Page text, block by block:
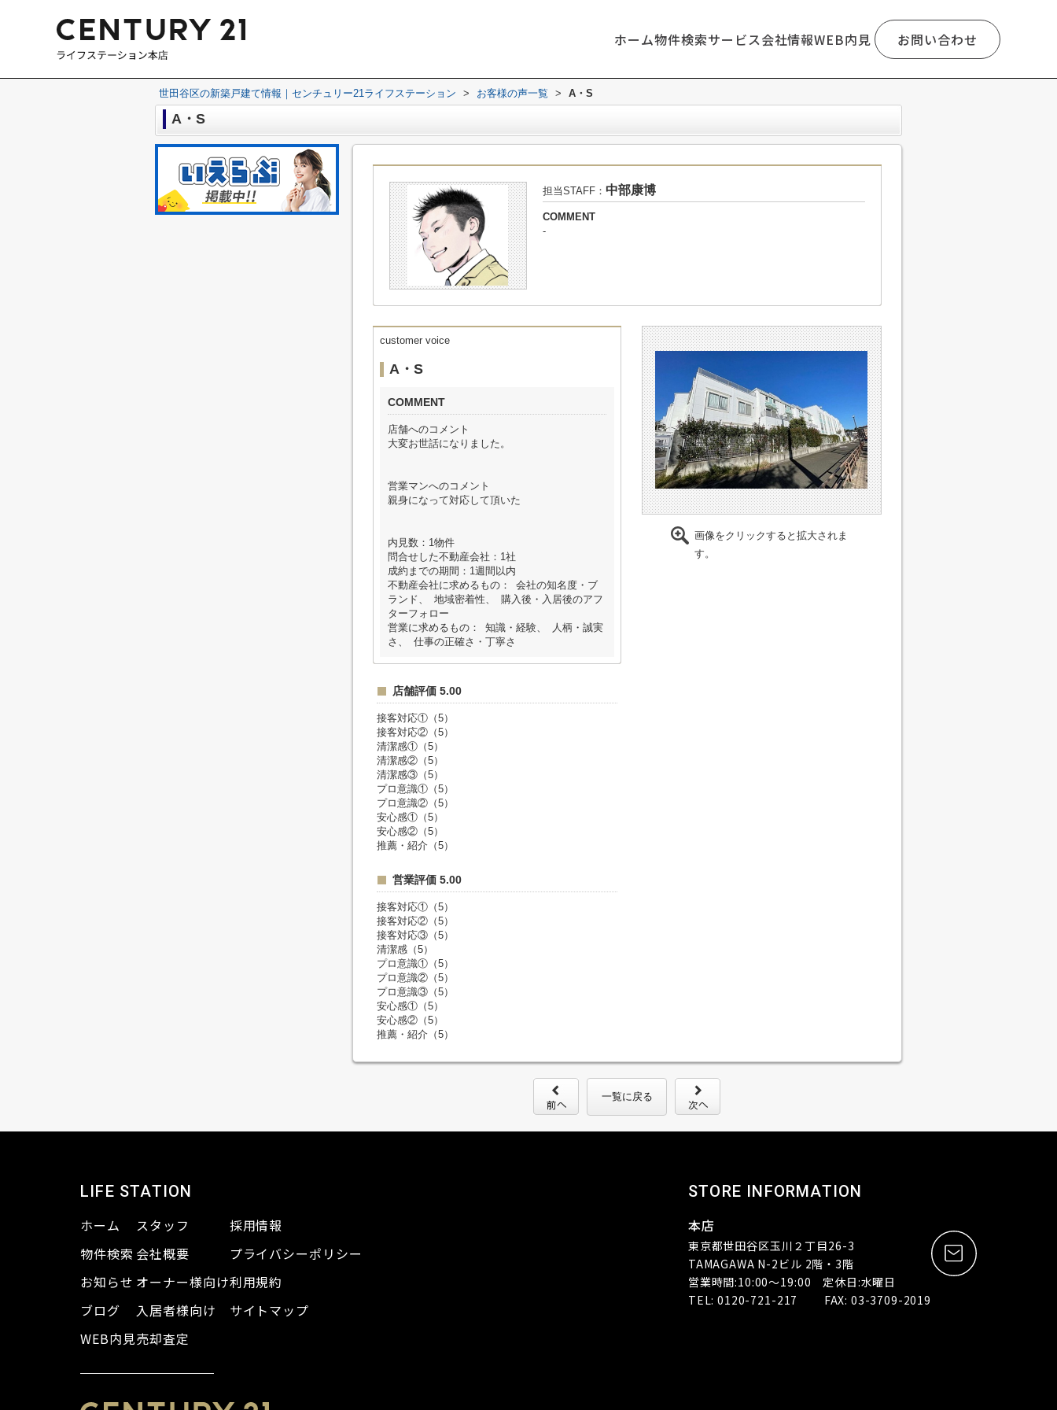
ホーム物件検索サービス会社情報WEB内見 お問い合わせ
世田谷区の新築戸建て情報｜センチュリー21ライフステーション > お客様の声一覧 > A・S
A・S
担当STAFF： 中部康博
COMMENT
-
customer voice
A・S
COMMENT
店舗へのコメント
大変お世話になりました。
営業マンへのコメント
親身になって対応して頂いた
内見数：1物件
問合せした不動産会社：1社
成約までの期間：1週間以内
不動産会社に求めるもの： 会社の知名度・ブ
ランド、 地域密着性、 購入後・入居後のアフ
ターフォロー
営業に求めるもの： 知識・経験、 人柄・誠実
さ、 仕事の正確さ・丁寧さ
店舗評価 5.00
接客対応①（5）
接客対応②（5）
清潔感①（5）
清潔感②（5）
清潔感③（5）
プロ意識①（5）
プロ意識②（5）
安心感①（5）
安心感②（5）
推薦・紹介（5）
営業評価 5.00
接客対応①（5）
接客対応②（5）
接客対応③（5）
清潔感（5）
プロ意識①（5）
プロ意識②（5）
プロ意識③（5）
安心感①（5）
安心感②（5）
推薦・紹介（5）
画像をクリックすると拡大されま
す。
一覧に戻る
LIFE STATION
ホーム
物件検索
お知らせ
ブログ
WEB内見
スタッフ
会社概要
オーナー様向け
入居者様向け
売却査定
採用情報
プライバシーポリシー
利用規約
サイトマップ
STORE INFORMATION
本店
東京都世田谷区玉川２丁目26-3
TAMAGAWA N-2ビル 2階・3階
営業時間:10:00～19:00 定休日:水曜日
TEL: 0120-721-217 FAX: 03-3709-2019